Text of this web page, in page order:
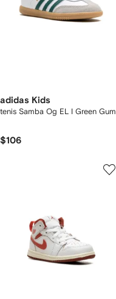
adidas Kids
tenis Samba Og EL I Green Gum
$106